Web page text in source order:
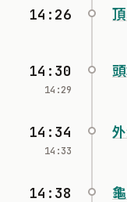
14:26
14:30
14:29
14:34
14:33
14:38